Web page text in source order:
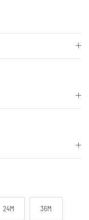
24M 36M